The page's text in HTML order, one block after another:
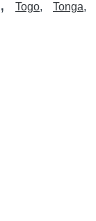
Togo Tonga